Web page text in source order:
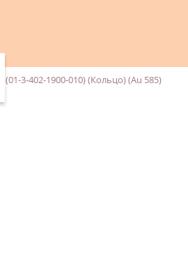
(01-3-402-1900-010) (Кольцо) (Au 585)